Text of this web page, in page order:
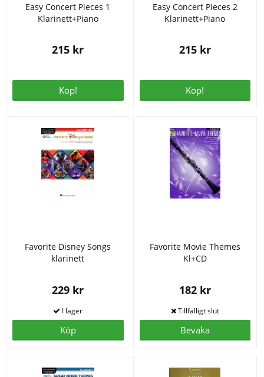
Easy Concert Pieces 1
Klarinett+Piano
215 kr
Köp!
Easy Concert Pieces 2
Klarinett+Piano
215 kr
Köp!
Favorite Disney Songs
klarinett
229 kr
Köp
Favorite Movie Themes
Kl+CD
182 kr
Bevaka